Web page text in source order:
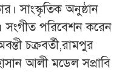
সাংস্কৃতিক অনুষ্ঠান
সংগীত পরিবেশন করেন
চক্রবর্তী,রামপুর
হাসান আলী মডেল সপ্রাবি